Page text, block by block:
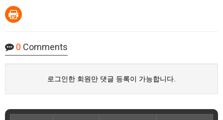
0 Comments
로그인한 회원만 댓글 등록이 가능합니다.